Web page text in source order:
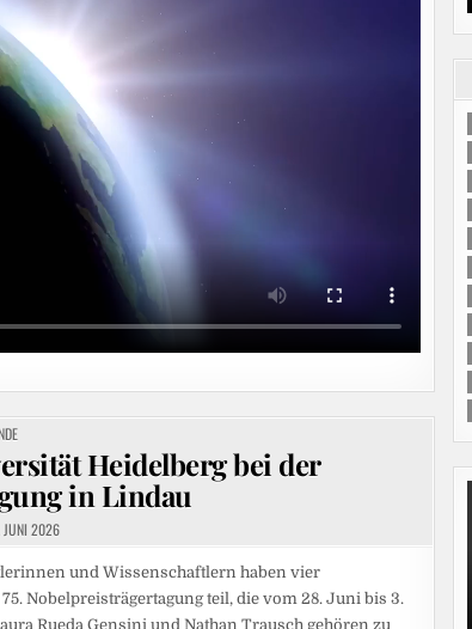
Heidelberg bei der
in Lindau
2026
und Wissenschaftlern haben vier
Nobelpreisträgertagung teil, die vom 28. Juni bis 3.
Rueda Gensini und Nathan Trausch gehören zu